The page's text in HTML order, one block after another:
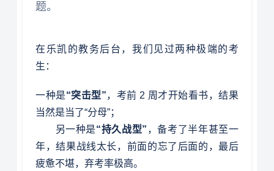
题。
在乐凯的教务后台，我们见过两种极端的考
生：
一种是“突击型”，考前 2 周才开始看书，结果
当然是当了“分母”；
另一种是“持久战型” ，备考了半年甚至一
年，结果战线太长，前面的忘了后面的，最后
疲惫不堪，弃考率极高。